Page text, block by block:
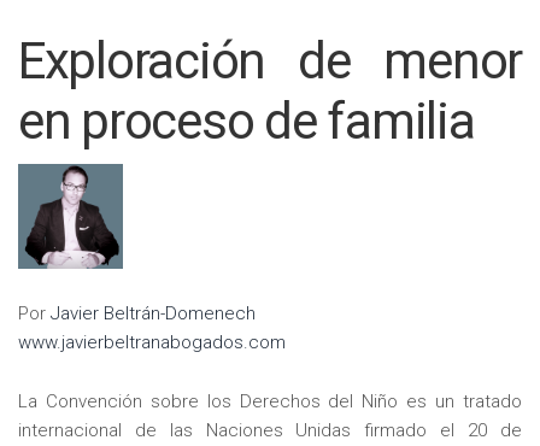
Exploración de menor
en proceso de familia
PorJavier Beltrán-Domenech
www.javierbeltranabogados.com
La Convención sobre los Derechos del Niño es un tratado
internacional de las Naciones Unidas firmado el 20 de